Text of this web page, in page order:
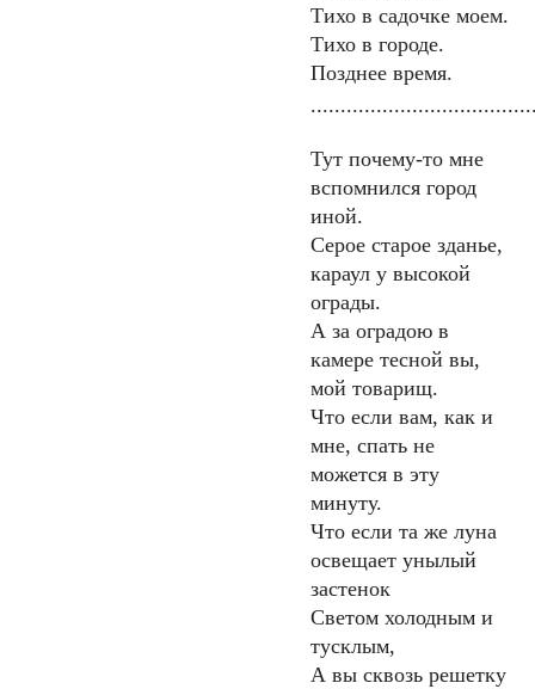
Тихо в садочке моем.
Тихо в городе.
Позднее время.
Тут почему-то мне
вспомнился город
иной.
Серое старое зданье,
караул у высокой
ограды.
А за оградою в
камере тесной вы,
мой товарищ.
Что если вам, как и
мне, спать не
можется в эту
минуту.
Что если та же луна
освещает унылый
застенок
Светом холодным и
тусклым,
А вы сквозь решетку